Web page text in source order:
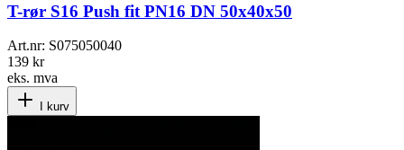
T-rør S16 Push fit PN16 DN 50x40x50
Art.nr: S075050040
139 kr
eks. mva
I kurv